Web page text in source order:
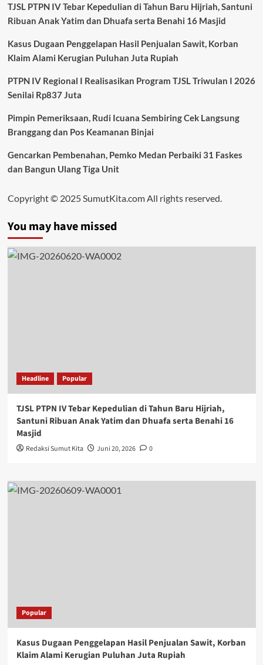
TJSL PTPN IV Tebar Kepedulian di Tahun Baru Hijriah, Santuni
Ribuan Anak Yatim dan Dhuafa serta Benahi 16 Masjid
Kasus Dugaan Penggelapan Hasil Penjualan Sawit, Korban
Klaim Alami Kerugian Puluhan Juta Rupiah
PTPN IV Regional I Realisasikan Program TJSL Triwulan I 2026
Senilai Rp837 Juta
Pimpin Pemeriksaan, Rudi Icuana Sembiring Cek Langsung
Branggang dan Pos Keamanan Binjai
Gencarkan Pembenahan, Pemko Medan Perbaiki 31 Faskes
dan Bangun Ulang Tiga Unit
Copyright © 2025 SumutKita.com All rights reserved.
You may have missed
Headline Popular
TJSL PTPN IV Tebar Kepedulian di Tahun Baru Hijriah,
Santuni Ribuan Anak Yatim dan Dhuafa serta Benahi 16
Masjid
Redaksi Sumut Kita Juni 20, 2026 0
Popular
Kasus Dugaan Penggelapan Hasil Penjualan Sawit, Korban
Klaim Alami Kerugian Puluhan Juta Rupiah